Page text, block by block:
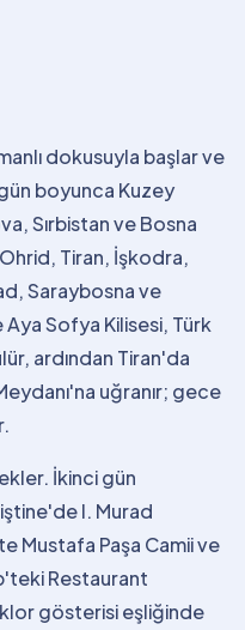
dokusuyla başlar ve
boyunca Kuzey
Sırbistan ve Bosna
Tiran, İşkodra,
Saraybosna ve
Sofya Kilisesi, Türk
ardından Tiran'da
uğranır; gece
İkinci gün
I. Murad
Mustafa Paşa Camii ve
Restaurant
gösterisi eşliğinde